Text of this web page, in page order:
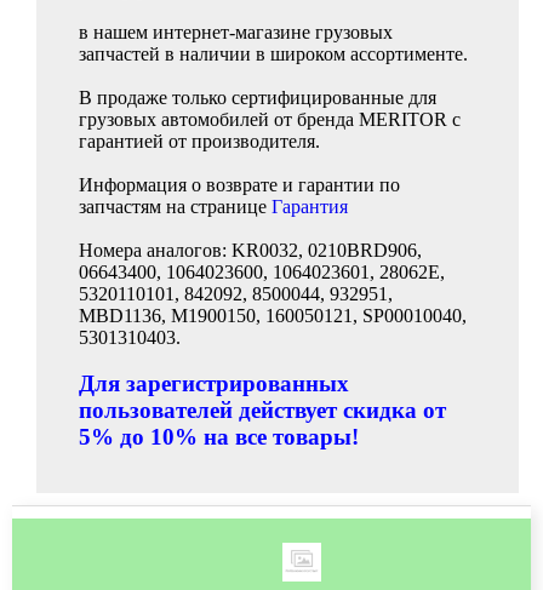
в нашем интернет-магазине грузовых
запчастей в наличии в широком ассортименте.
В продаже только сертифицированные для
грузовых автомобилей от бренда MERITOR с
гарантией от производителя.
Информация о возврате и гарантии по
запчастям на странице Гарантия
Номера аналогов: KR0032, 0210BRD906,
06643400, 1064023600, 1064023601, 28062E,
5320110101, 842092, 8500044, 932951,
MBD1136, M1900150, 160050121, SP00010040,
5301310403.
Для зарегистрированных
пользователей действует скидка от
5% до 10% на все товары!